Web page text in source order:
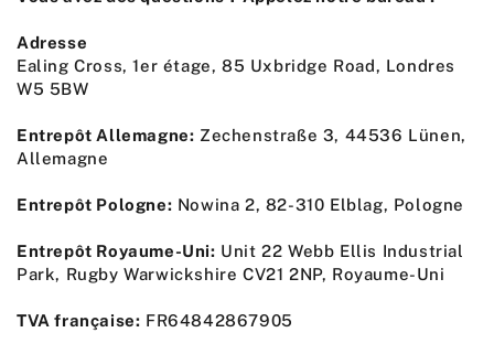
Adresse
Ealing Cross, 1er étage, 85 Uxbridge Road, Londres
W5 5BW
Entrepôt Allemagne: Zechenstraße 3, 44536 Lünen,
Allemagne
Entrepôt Pologne: Nowina 2, 82-310 Elblag, Pologne
Entrepôt Royaume-Uni: Unit 22 Webb Ellis Industrial
Park, Rugby Warwickshire CV21 2NP, Royaume-Uni
TVA française: FR64842867905